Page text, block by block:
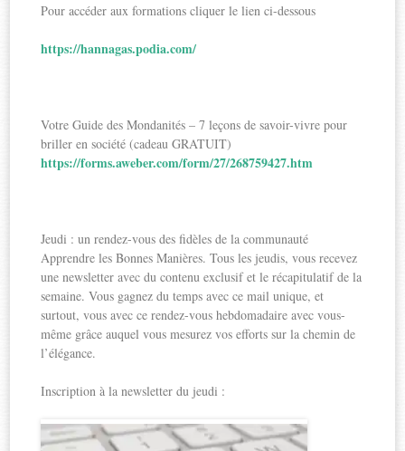
Pour accéder aux formations cliquer le lien ci-dessous
https://hannagas.podia.com/
Votre Guide des Mondanités – 7 leçons de savoir-vivre pour
briller en société (cadeau GRATUIT)
https://forms.aweber.com/form/27/268759427.htm
Jeudi : un rendez-vous des fidèles de la communauté
Apprendre les Bonnes Manières. Tous les jeudis, vous recevez
une newsletter avec du contenu exclusif et le récapitulatif de la
semaine. Vous gagnez du temps avec ce mail unique, et
surtout, vous avec ce rendez-vous hebdomadaire avec vous-
même grâce auquel vous mesurez vos efforts sur la chemin de
l’élégance.
Inscription à la newsletter du jeudi :